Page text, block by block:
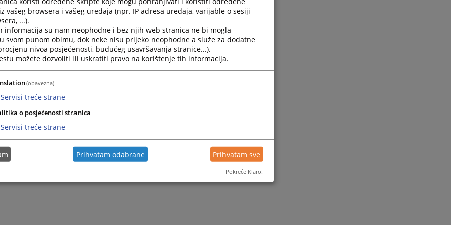
Miodraga Tošić
Jelena Cerović Bojović
Samija Babić-Ćiriković
Maja Govedarica
Mebrura Rosić
vašeg browsera i vašeg uređaja (npr. IP adresa uređaja, varijable o sesiji
...).
informacija su nam neophodne i bez njih web stranica ne bi mogla
svom punom obimu, dok neke nisu prijeko neophodne a služe za dodatne
nivoa posjećenosti, budućeg usavršavanja stranice...).
možete dozvoliti ili uskratiti pravo na korištenje tih informacija.
(obavezna)
Servisi treće strane
o posjećenosti stranica
Servisi treće strane
Prihvatam odabrane Prihvatam sve
Pokreće Klaro!